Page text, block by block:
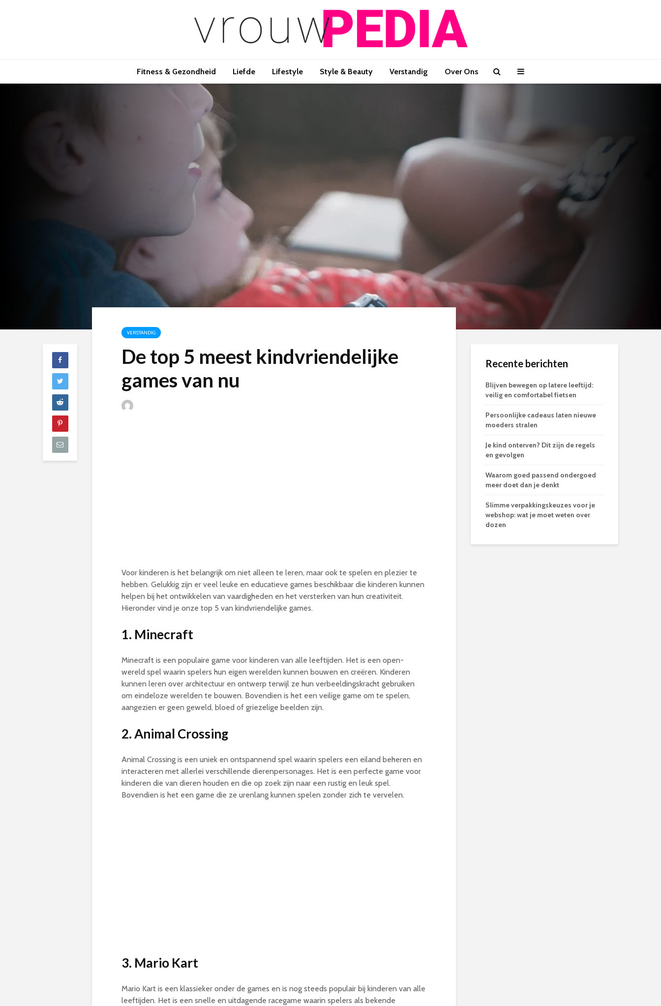
Fitness & Gezondheid Liefde Lifestyle Style & Beauty Verstandig Over Ons
VERSTANDIG
De top 5 meest kindvriendelijke
games van nu
Voor kinderen is het belangrijk om niet alleen te leren, maar ook te spelen en plezier te
hebben. Gelukkig zijn er veel leuke en educatieve games beschikbaar die kinderen kunnen
helpen bij het ontwikkelen van vaardigheden en het versterken van hun creativiteit.
Hieronder vind je onze top 5 van kindvriendelijke games.
1. Minecraft
Minecraft is een populaire game voor kinderen van alle leeftijden. Het is een open-
wereld spel waarin spelers hun eigen werelden kunnen bouwen en creëren. Kinderen
kunnen leren over architectuur en ontwerp terwijl ze hun verbeeldingskracht gebruiken
om eindeloze werelden te bouwen. Bovendien is het een veilige game om te spelen,
aangezien er geen geweld, bloed of griezelige beelden zijn.
2. Animal Crossing
Animal Crossing is een uniek en ontspannend spel waarin spelers een eiland beheren en
interacteren met allerlei verschillende dierenpersonages. Het is een perfecte game voor
kinderen die van dieren houden en die op zoek zijn naar een rustig en leuk spel.
Bovendien is het een game die ze urenlang kunnen spelen zonder zich te vervelen.
3. Mario Kart
Mario Kart is een klassieker onder de games en is nog steeds populair bij kinderen van alle
leeftijden. Het is een snelle en uitdagende racegame waarin spelers als bekende
Recente berichten
Blijven bewegen op latere leeftijd:
veilig en comfortabel fietsen
Persoonlijke cadeaus laten nieuwe
moeders stralen
Je kind onterven? Dit zijn de regels
en gevolgen
Waarom goed passend ondergoed
meer doet dan je denkt
Slimme verpakkingskeuzes voor je
webshop: wat je moet weten over
dozen